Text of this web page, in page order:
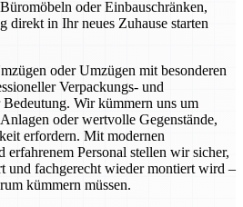
oder Einbauschränken,
direkt in Ihr neues Zuhause starten
oder Umzügen mit besonderen
Verpackungs- und
Wir kümmern uns um
oder wertvolle Gegenstände,
erfordern. Mit modernen
erfahrenem Personal stellen wir sicher,
und fachgerecht wieder montiert wird –
kümmern müssen.